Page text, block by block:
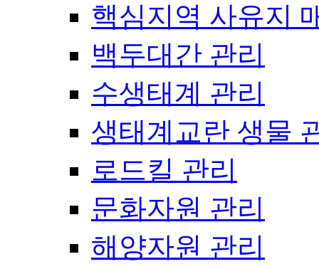
핵심지역 사유지
백두대간 관리
수생태계 관리
생태계교란 생물
로드킬 관리
문화자원 관리
해양자원 관리